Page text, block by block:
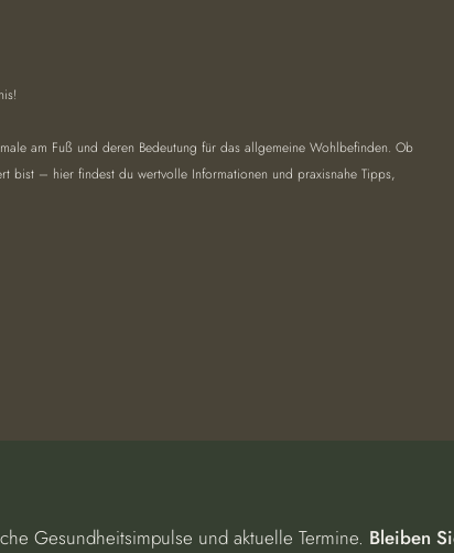
am Fuß und deren Bedeutung für das allgemeine Wohlbefinden. Ob
bist – hier findest du wertvolle Informationen und praxisnahe Tipps,
Gesundheitsimpulse und aktuelle Termine. Bleiben